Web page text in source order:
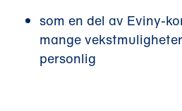
som en del av Eviny-
mange
personlig